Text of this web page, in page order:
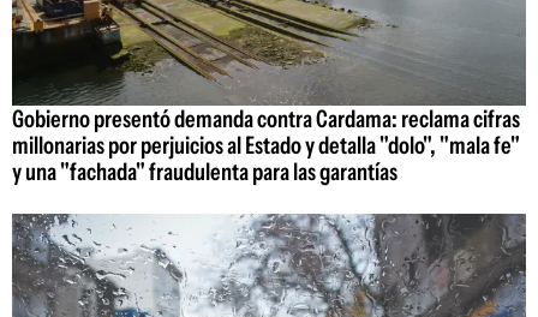
Gobierno presentó demanda contra Cardama: reclama cifras
millonarias por perjuicios al Estado y detalla "dolo", "mala fe"
y una "fachada" fraudulenta para las garantías